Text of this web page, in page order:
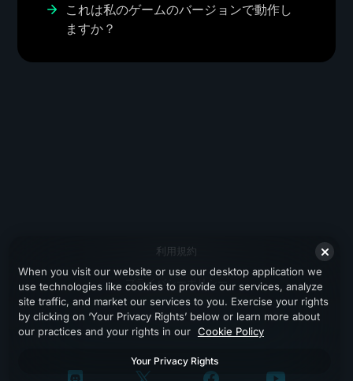
これは私のゲームのバージョンで動作し
ますか？
利用規約
プライバシーポリシー
サポート
When you visit our website or use our desktop application we
use technologies like cookies to provide our services, analyze
site traffic, and market our services to you. Exercise your rights
by clicking on ‘Your Privacy Rights’ below or learn more about
our practices and your rights in our Cookie Policy
Your Privacy Rights